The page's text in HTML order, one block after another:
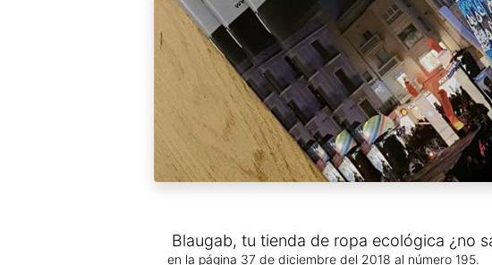
Blaugab, tu tienda de ropa ecológica ¿no
en la página 37 de diciembre del 2018 al número 195.